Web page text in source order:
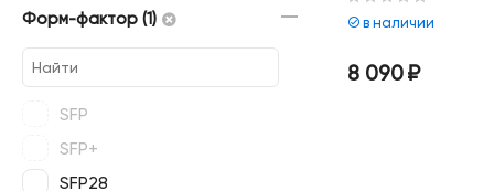
в наличии
8 090₽
Форм-фактор (1)
SFP
SFP+
SFP28